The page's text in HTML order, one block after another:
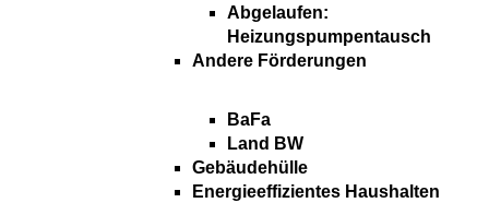
Abgelaufen:
Heizungspumpentausch
Andere Förderungen
BaFa
Land BW
Gebäudehülle
Energieeffizientes Haushalten